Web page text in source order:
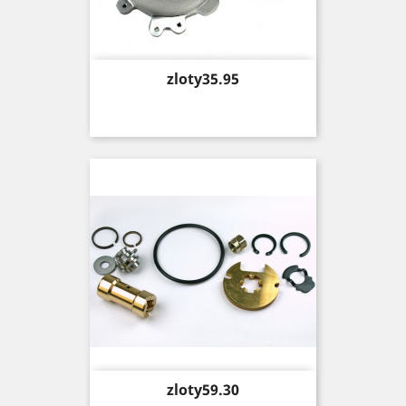
Price
zloty35.95
Price
zloty59.30